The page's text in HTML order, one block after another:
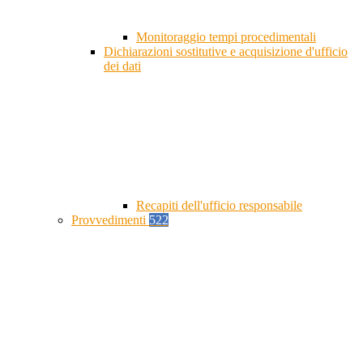
Monitoraggio tempi procedimentali
Dichiarazioni sostitutive e acquisizione d'ufficio
dei dati
Recapiti dell'ufficio responsabile
Provvedimenti 522